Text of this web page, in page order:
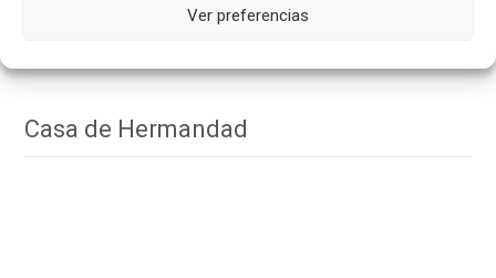
Ver preferencias
Casa de Hermandad